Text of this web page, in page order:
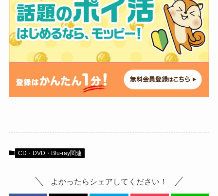
CD・DVD・Blu-ray関連
よかったらシェアしてください！